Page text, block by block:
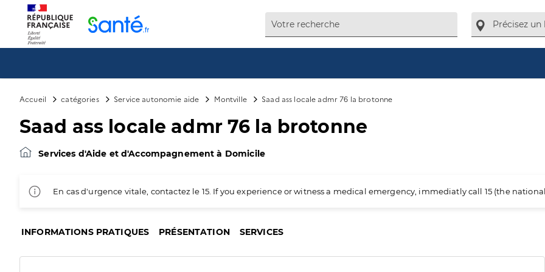
Accueil catégories Service autonomie aide Montville Saad ass locale admr 76 la brotonne
Saad ass locale admr 76 la brotonne
Services d'Aide et d'Accompagnement à Domicile
En cas d'urgence vitale, contactez le 15. If you experience or witness a medical emergency, immediatly call 15 (the
INFORMATIONS PRATIQUES PRÉSENTATION SERVICES
Panneau de gestion des cookies